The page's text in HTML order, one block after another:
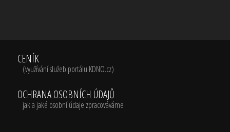
CENÍK
(využívání služeb portálu KDNO.cz)
OCHRANA OSOBNÍCH ÚDAJŮ
jak a jaké osobní údaje zpracováváme